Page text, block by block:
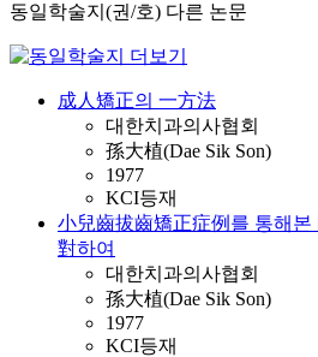
동일학술지(권/호) 다른 논문
成人矯正의 一方法
대한치과의사협회
孫大植(Dae Sik Son)
1977
KCI등재
小兒齒拔齒矯正症例를 통해본
對하여
대한치과의사협회
孫大植(Dae Sik Son)
1977
KCI등재